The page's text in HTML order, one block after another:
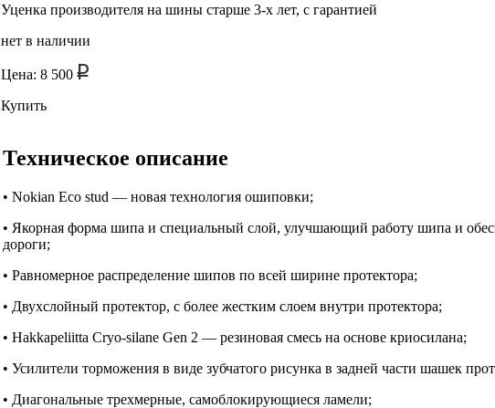
Уценка производителя на шины старше 3-х лет, с гарантией
нет в наличии
Цена: 8 500
Купить
Техническое описание
• Nokian Eco stud — новая технология ошиповки;
• Якорная форма шипа и специальный слой, улучшающий работу шипа и
дороги;
• Равномерное распределение шипов по всей ширине протектора;
• Двухслойный протектор, с более жестким слоем внутри протектора;
• Hakkapeliitta Cryo-silane Gen 2 — резиновая смесь на основе криосилана;
• Усилители торможения в виде зубчатого рисунка в задней части шашек
• Диагональные трехмерные, самоблокирующиеся ламели;